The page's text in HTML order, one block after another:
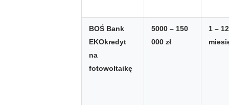
BOŚ Bank
EKOkredyt
na
fotowoltaikę
5000 – 150
000 zł
1 –